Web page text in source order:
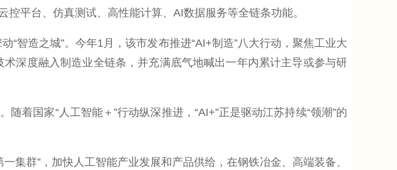
平台、仿真测试、高性能计算、AI数据服务等全链条功能。
造之城”。今年1月，该市发布推进“AI+制造”八大行动，聚焦工业大
深度融入制造业全链条，并充满底气地喊出一年内累计主导或参与研
国家“人工智能＋”行动纵深推进，“AI+”正是驱动江苏持续“领潮”的
群”，加快人工智能产业发展和产品供给，在钢铁冶金、高端装备、